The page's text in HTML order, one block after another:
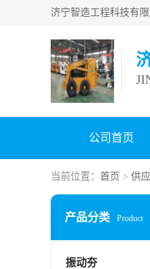
公司首页
当前位置： 首页 > 供
产品分类 Product
振动夯